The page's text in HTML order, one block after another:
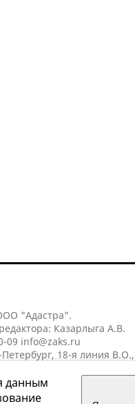
"Адастра".
Казарлыга А.В.
09 info@zaks.ru
Петербург, 18-я линия В.О.,
данным